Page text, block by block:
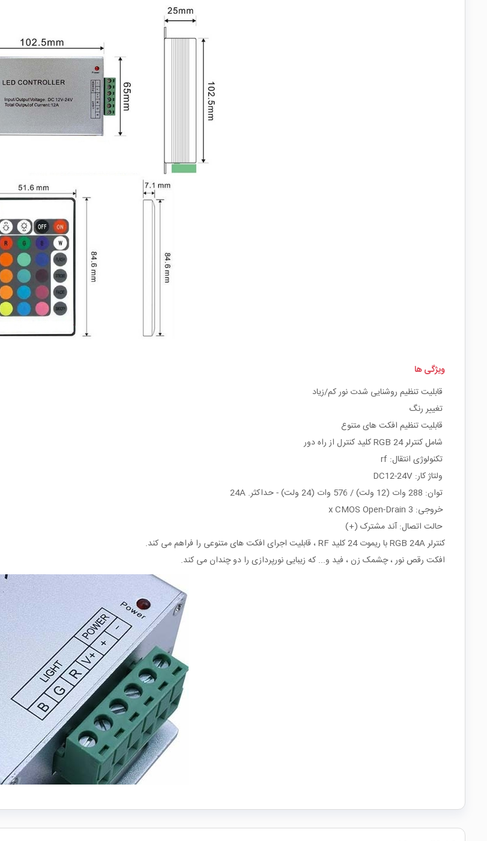
ویژگی ها
قابلیت تنظیم روشنایی شدت نور کم/زیاد
تغییر رنگ
قابلیت تنظیم افکت های متنوع
شامل کنترلر RGB 24 کلید کنترل از راه دور
تکنولوژی انتقال: rf
ولتاژ کار: DC12-24V
توان: 288 وات (12 ولت) / 576 وات (24 ولت) - حداکثر. 24A
خروجی: 3 x CMOS Open-Drain
حالت اتصال: آند مشترک (+)
کنترلر RGB 24A با ریموت 24 کلید RF ، قابلیت اجرای افکت های متنوعی را فراهم می کند.
افکت رقص نور ، چشمک زن ، فید و... که زیبایی نورپردازی را دو چندان می کند.